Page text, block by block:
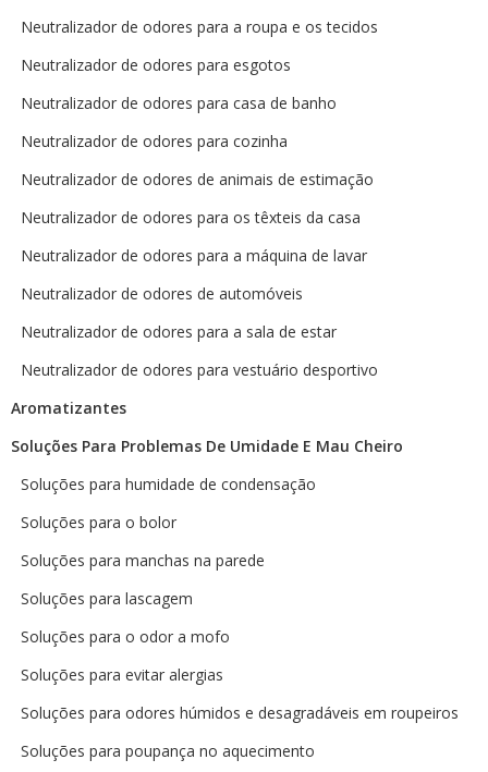
Neutralizador de odores para a roupa e os tecidos
Neutralizador de odores para esgotos
Neutralizador de odores para casa de banho
Neutralizador de odores para cozinha
Neutralizador de odores de animais de estimação
Neutralizador de odores para os têxteis da casa
Neutralizador de odores para a máquina de lavar
Neutralizador de odores de automóveis
Neutralizador de odores para a sala de estar
Neutralizador de odores para vestuário desportivo
Aromatizantes
Soluções Para Problemas De Umidade E Mau Cheiro
Soluções para humidade de condensação
Soluções para o bolor
Soluções para manchas na parede
Soluções para lascagem
Soluções para o odor a mofo
Soluções para evitar alergias
Soluções para odores húmidos e desagradáveis em roupeiros
Soluções para poupança no aquecimento